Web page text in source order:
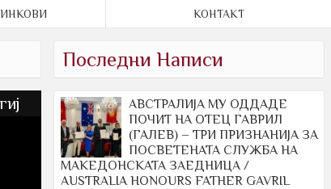
КОНТАКТ
Последни Написи
АВСТРАЛИЈА МУ ОДДАДЕ
ПОЧИТ НА ОТЕЦ ГАВРИЛ
(ГАЛЕВ) – ТРИ ПРИЗНАНИЈА ЗА
ПОСВЕТЕНАТА СЛУЖБА НА
МАКЕДОНСКАТА ЗАЕДНИЦА /
AUSTRALIA HONOURS FATHER GAVRIL